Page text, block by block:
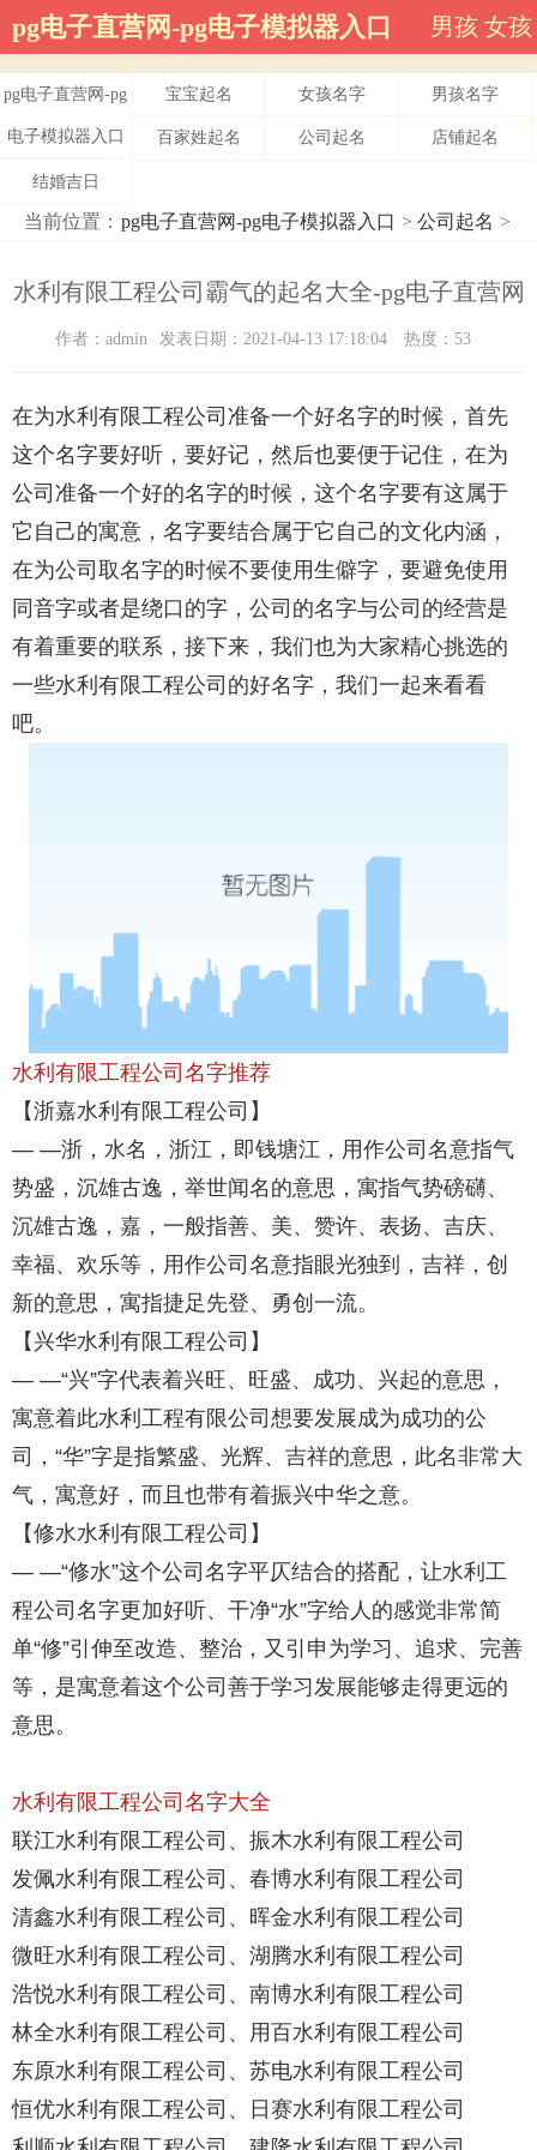
pg电子直营网-pg电子模拟器入口 男孩 女孩
pg电子直营网-pg
电子模拟器入口
宝宝起名 女孩名字 男孩名字
百家姓起名 公司起名 店铺起名
结婚吉日
当前位置： pg电子直营网-pg电子模拟器入口 > 公司起名 >
水利有限工程公司霸气的起名大全-pg电子直营网
作者：admin 发表日期：2021-04-13 17:18:04 热度：53
在为水利有限工程公司准备一个好名字的时候，首先
这个名字要好听，要好记，然后也要便于记住，在为
公司准备一个好的名字的时候，这个名字要有这属于
它自己的寓意，名字要结合属于它自己的文化内涵，
在为公司取名字的时候不要使用生僻字，要避免使用
同音字或者是绕口的字，公司的名字与公司的经营是
有着重要的联系，接下来，我们也为大家精心挑选的
一些水利有限工程公司的好名字，我们一起来看看
吧。
水利有限工程公司名字推荐
【浙嘉水利有限工程公司】
— —浙，水名，浙江，即钱塘江，用作公司名意指气
势盛，沉雄古逸，举世闻名的意思，寓指气势磅礴、
沉雄古逸，嘉，一般指善、美、赞许、表扬、吉庆、
幸福、欢乐等，用作公司名意指眼光独到，吉祥，创
新的意思，寓指捷足先登、勇创一流。
【兴华水利有限工程公司】
— —“兴”字代表着兴旺、旺盛、成功、兴起的意思，
寓意着此水利工程有限公司想要发展成为成功的公
司，“华”字是指繁盛、光辉、吉祥的意思，此名非常大
气，寓意好，而且也带有着振兴中华之意。
【修水水利有限工程公司】
— —“修水”这个公司名字平仄结合的搭配，让水利工
程公司名字更加好听、干净“水”字给人的感觉非常简
单“修”引伸至改造、整治，又引申为学习、追求、完善
等，是寓意着这个公司善于学习发展能够走得更远的
意思。
水利有限工程公司名字大全
联江水利有限工程公司、振木水利有限工程公司
发佩水利有限工程公司、春博水利有限工程公司
清鑫水利有限工程公司、晖金水利有限工程公司
微旺水利有限工程公司、湖腾水利有限工程公司
浩悦水利有限工程公司、南博水利有限工程公司
林全水利有限工程公司、用百水利有限工程公司
东原水利有限工程公司、苏电水利有限工程公司
恒优水利有限工程公司、日赛水利有限工程公司